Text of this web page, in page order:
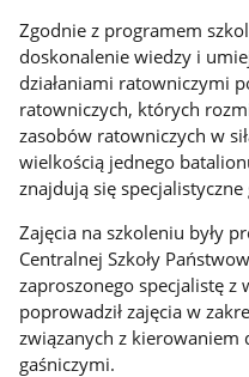
Zgodnie z programem
doskonalenie wiedzy i
działaniami ratowniczymi
ratowniczych, których
zasobów ratowniczych w
wielkością jednego
znajdują się
Zajęcia na szkoleniu były
Centralnej Szkoły
zaproszonego specjalistę z
poprowadził zajęcia w
związanych z kierowaniem
gaśniczymi.